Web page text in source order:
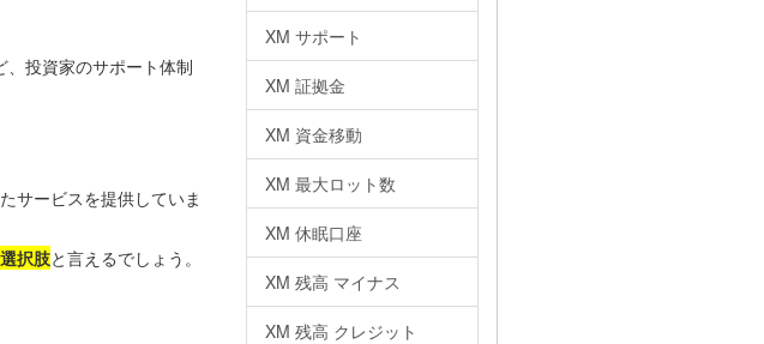
、投資家のサポート体制
サービスを提供していま
択肢と言えるでしょう。
XM サポート
XM 証拠金
XM 資金移動
XM 最大ロット数
XM 休眠口座
XM 残高 マイナス
XM 残高 クレジット